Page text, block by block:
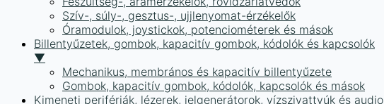
Szív-, súly-, gesztus-, ujjlenyomat-érzékelők
Óramodulok, joystickok, potenciométerek és mások
Billentyűzetek, gombok, kapacitív gombok, kódolók és kapcsolók
▼
Mechanikus, membrános és kapacitív billentyűzete
Gombok, kapacitív gombok, kódolók, kapcsolók és mások
Kimeneti perifériák, lézerek, jelgenerátorok, vízszivattyúk és audio